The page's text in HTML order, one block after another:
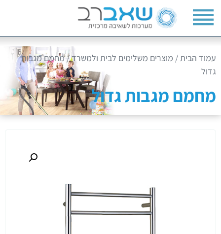
עמוד הבית/ מוצרים משלימים לבית ולמשרד/ מחמם מגבות
גדול
מחמם מגבות גדול